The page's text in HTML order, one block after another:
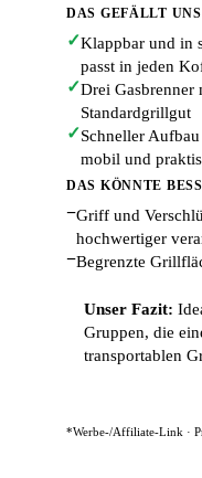
DAS GEFÄLLT UNS
✓Klappbar und in
passt in jeden
✓Drei
Standardgrillgut
✓Schneller
mobil und
DAS KÖNNTE
−Griff und
hochwertiger
−Begrenzte
Unser Fazit:
Gruppen, die
transportablen
*Werbe-/Affiliate-Link ·